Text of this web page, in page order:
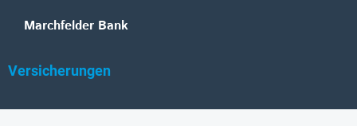
Marchfelder Bank
Versicherungen
Vienna Insurance Group